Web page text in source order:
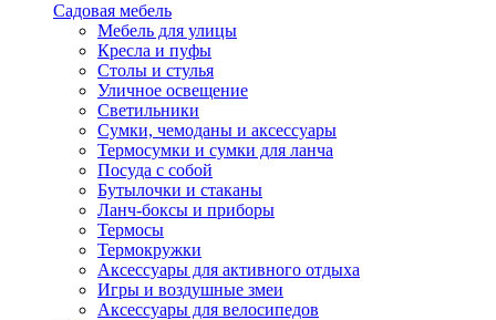
Садовая мебель
Мебель для улицы
Кресла и пуфы
Столы и стулья
Уличное освещение
Светильники
Сумки, чемоданы и аксессуары
Термосумки и сумки для ланча
Посуда с собой
Бутылочки и стаканы
Ланч-боксы и приборы
Термосы
Термокружки
Аксессуары для активного отдыха
Игры и воздушные змеи
Аксессуары для велосипедов